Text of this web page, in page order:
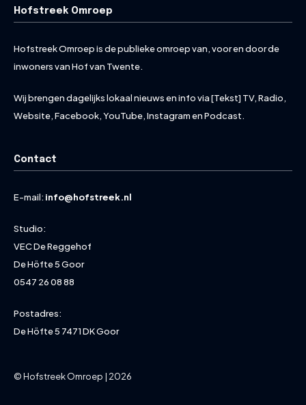
Hofstreek Omroep
Hofstreek Omroep is de publieke omroep van, voor en door de
inwoners van Hof van Twente.
Wij brengen dagelijks lokaal nieuws en info via [Tekst] TV, Radio,
Website, Facebook, YouTube, Instagram en Podcast.
Contact
E-mail: info@hofstreek.nl
Studio:
VEC De Reggehof
De Höfte 5 Goor
0547 26 08 88
Postadres:
De Höfte 5 7471 DK Goor
© Hofstreek Omroep | 2026